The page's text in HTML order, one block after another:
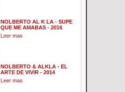
NOLBERTO AL K LA - SUPE
QUE ME AMABAS - 2016
Leer mas
NOLBERTO & ALKLA - EL
ARTE DE VIVIR - 2014
Leer mas